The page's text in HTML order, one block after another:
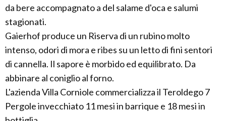
da bere accompagnato a del salame d'oca e salumi
stagionati.
Gaierhof produce un Riserva di un rubino molto
intenso, odori di mora e ribes su un letto di fini sentori
di cannella. Il sapore è morbido ed equilibrato. Da
abbinare al coniglio al forno.
L'azienda Villa Corniole commercializza il Teroldego 7
Pergole invecchiato 11 mesi in barrique e 18 mesi in